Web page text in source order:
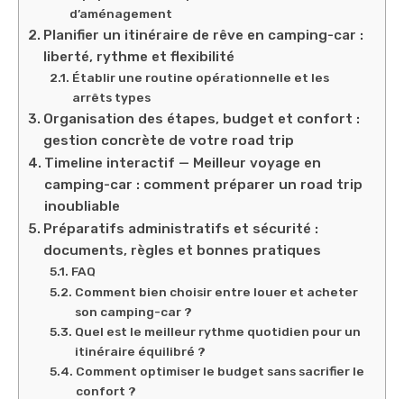
d’aménagement
Planifier un itinéraire de rêve en camping-car :
liberté, rythme et flexibilité
Établir une routine opérationnelle et les
arrêts types
Organisation des étapes, budget et confort :
gestion concrète de votre road trip
Timeline interactif — Meilleur voyage en
camping-car : comment préparer un road trip
inoubliable
Préparatifs administratifs et sécurité :
documents, règles et bonnes pratiques
FAQ
Comment bien choisir entre louer et acheter
son camping-car ?
Quel est le meilleur rythme quotidien pour un
itinéraire équilibré ?
Comment optimiser le budget sans sacrifier le
confort ?